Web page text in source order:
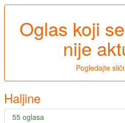
Oglas koji
nije
Pogledajte
Haljine
55 oglasa